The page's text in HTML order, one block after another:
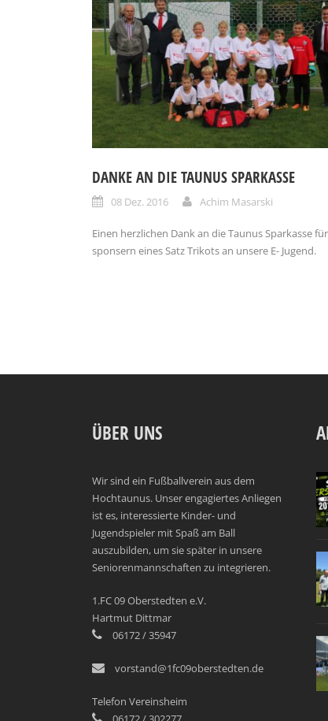
DANKE AN DIE TAUNUS SPARKASSE
08 Dez. 2016 Achim Masarski
Einen herzlichen Dank an die Taunus Sparkasse
sponsern eines Satz Trikots an unsere E- Jugend.
ÜBER UNS
Wir sind ein Fußballverein aus dem
Hochtaunus. Unser engagiertes Anliegen
ist es, interessierte Kinder- und
Jugendspieler mit Spaß am Ball
auszubilden, um sie später in unsere
Seniorenmannschaften zu integrieren.
1.FC 09 Oberstedten e.V.
Hartmut Dittmar
06172 / 35947
vorstand@1fc09oberstedten.de
Telefon Vereinsheim